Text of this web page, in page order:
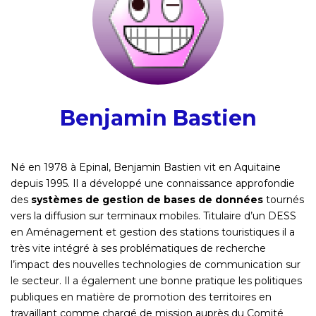
Benjamin Bastien
Né en 1978 à Epinal, Benjamin Bastien vit en Aquitaine
depuis 1995. Il a développé une connaissance approfondie
des systèmes de gestion de bases de données tournés
vers la diffusion sur terminaux mobiles. Titulaire d’un DESS
en Aménagement et gestion des stations touristiques il a
très vite intégré à ses problématiques de recherche
l’impact des nouvelles technologies de communication sur
le secteur. Il a également une bonne pratique les politiques
publiques en matière de promotion des territoires en
travaillant comme chargé de mission auprès du Comité